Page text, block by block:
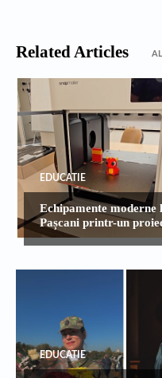
Related Articles
EDUCATIE
Echipamente
Pașcani printr-un
EDUCATIE